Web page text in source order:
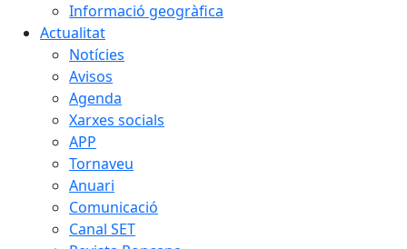
Informació geogràfica
Actualitat
Notícies
Avisos
Agenda
Xarxes socials
APP
Tornaveu
Anuari
Comunicació
Canal SET